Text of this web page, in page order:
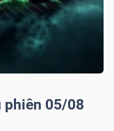
phiên 05/08